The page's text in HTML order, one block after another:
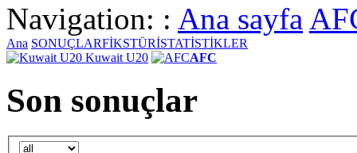
Navigation: : Ana sayfa
Ana SONUÇLARFİKSTÜRİSTATİSTİKLER
Kuwait U20
AFC
Son sonuçlar